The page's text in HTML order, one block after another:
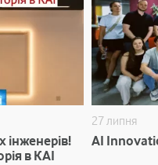
інженерів!
в КАІ
27 липня
AI